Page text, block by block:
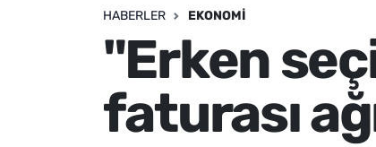
HABERLER EKONOMI
"Erken
faturası